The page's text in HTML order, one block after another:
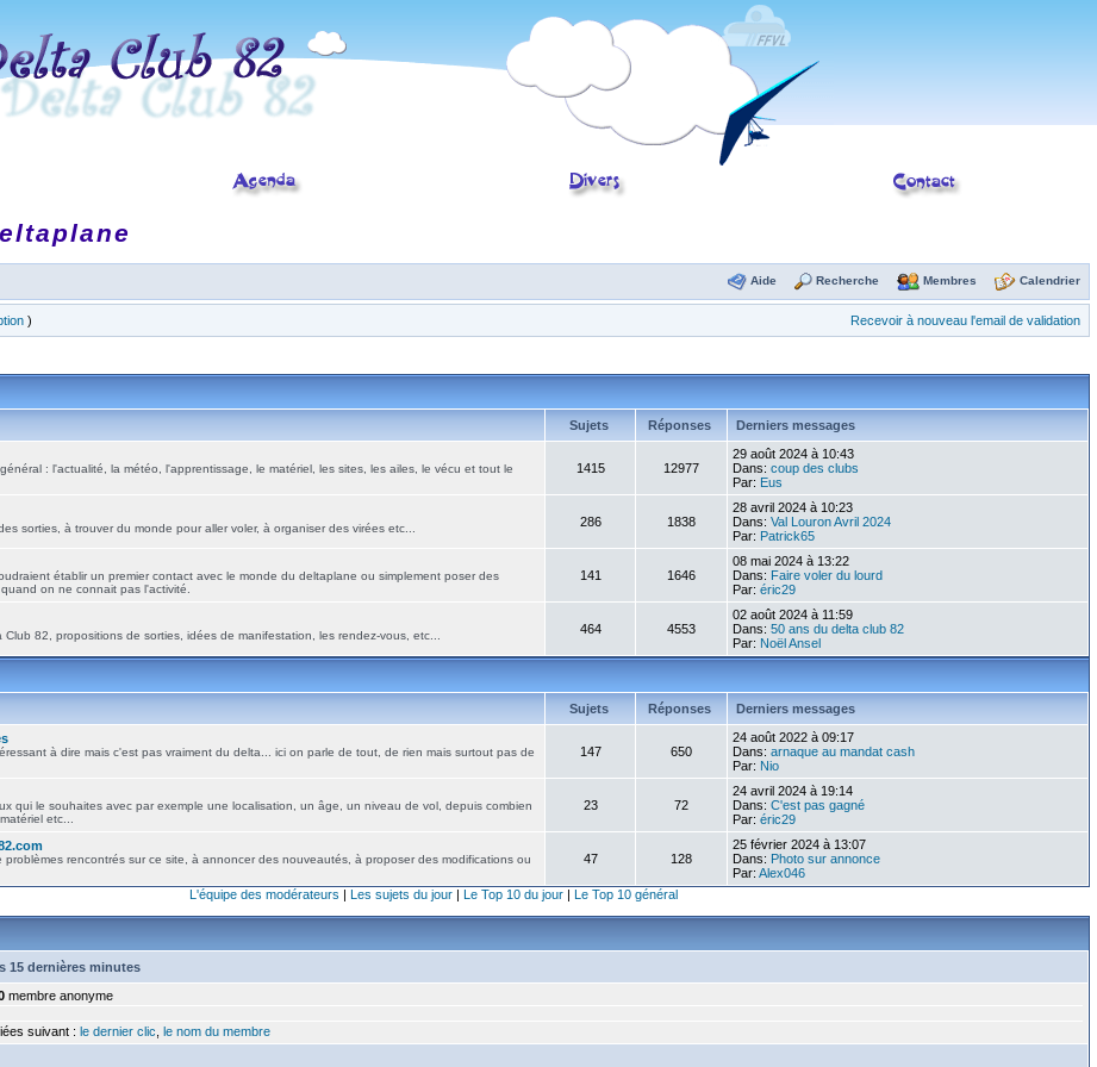
Aide Recherche Membres Calendrier
) Recevoir à nouveau l'email de validation
Sujets Réponses Derniers messages
: l'actualité, la météo, l'apprentissage, le matériel, les sites, les ailes, le vécu et tout le
1415 12977
29 août 2024 à 10:43
Dans: coup des clubs
Par: Eus
sorties, à trouver du monde pour aller voler, à organiser des virées etc... 286 1838
28 avril 2024 à 10:23
Dans: Val Louron Avril 2024
Par: Patrick65
établir un premier contact avec le monde du deltaplane ou simplement poser des
on ne connait pas l'activité.
141 1646
08 mai 2024 à 13:22
Dans: Faire voler du lourd
Par: éric29
82, propositions de sorties, idées de manifestation, les rendez-vous, etc... 464 4553
02 août 2024 à 11:59
Dans: 50 ans du delta club 82
Par: Noël Ansel
Sujets Réponses Derniers messages
à dire mais c'est pas vraiment du delta... ici on parle de tout, de rien mais surtout pas de
147 650
24 août 2022 à 09:17
Dans: arnaque au mandat cash
Par: Nio
qui le souhaites avec par exemple une localisation, un âge, un niveau de vol, depuis combien
etc...
23 72
24 avril 2024 à 19:14
Dans: C'est pas gagné
Par: éric29
problèmes rencontrés sur ce site, à annoncer des nouveautés, à proposer des modifications ou
47 128
25 février 2024 à 13:07
Dans: Photo sur annonce
Par: Alex046
L'équipe des modérateurs | Les sujets du jour| Le Top 10 du jour| Le Top 10 général
15 dernières minutes
membre anonyme
suivant : le dernier clic le nom du membre